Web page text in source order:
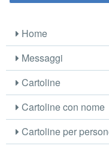
Home
Messaggi
Cartoline
Cartoline con nome
Cartoline per